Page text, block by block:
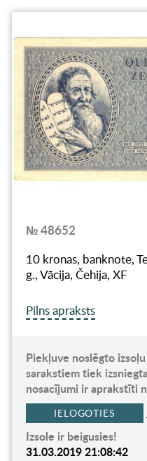
№ 48652
10 kronas, banknote,
g., Vācija, Čehija, XF
Pilns apraksts
Piekļuve noslēgto
sarakstiem tiek
nosacījumi ir aprakstīti
IELOGOTIES
Izsole ir beigusies!
31.03.2019 21:08:42